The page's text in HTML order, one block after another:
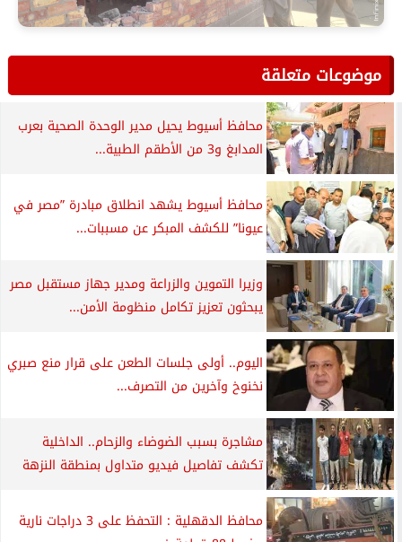
موضوعات متعلقة
محافظ أسيوط يحيل مدير الوحدة الصحية بعرب
المدابغ و3 من الأطقم الطبية...
محافظ أسيوط يشهد انطلاق مبادرة ”مصر في
عيونا” للكشف المبكر عن مسببات...
وزيرا التموين والزراعة ومدير جهاز مستقبل مصر
يبحثون تعزيز تكامل منظومة الأمن...
اليوم.. أولى جلسات الطعن على قرار منع صبري
نخنوخ وآخرين من التصرف...
مشاجرة بسبب الضوضاء والزحام.. الداخلية
تكشف تفاصيل فيديو متداول بمنطقة النزهة
محافظ الدقهلية : التحفظ على 3 دراجات نارية